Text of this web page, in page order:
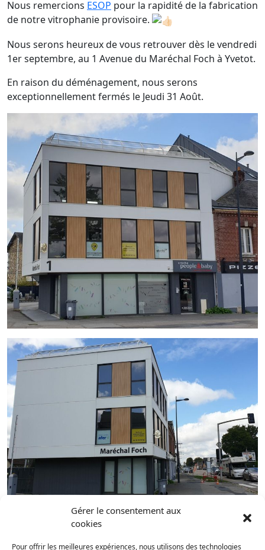
Gérer le consentement aux
cookies
Pour offrir les meilleures expériences, nous utilisons des technologies
Nous remercions ESOP pour la rapidité de la fabrication
de notre vitrophanie provisoire.
Nous serons heureux de vous retrouver dès le vendredi
1er septembre, au 1 Avenue du Maréchal Foch à Yvetot.
En raison du déménagement, nous serons
exceptionnellement fermés le Jeudi 31 Août.